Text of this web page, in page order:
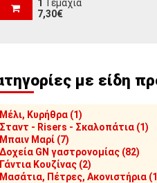
1 Τεμάχια
7,30€
με είδη
Μέλι, Κυρήθρα (1)
Σταντ - Risers - Σκαλοπάτια (1)
Μπαιν Μαρί (7)
Δοχεία GN γαστρονομίας (82)
Γάντια Κουζίνας (2)
Μασάτια, Πέτρες, Ακονιστήρια